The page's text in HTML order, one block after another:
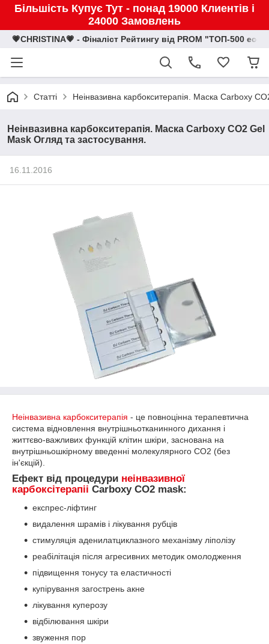
Більшість Купує Тут - понад 19000 Клиентів і
24000 Замовлень
💗CHRISTINA💗 - Фіналіст Рейтингу від PROM "ТОП-500
Статті Неінвазивна карбокситерапія. Маска Carboxy
Неінвазивна карбокситерапія. Маска Carboxy CO2 Gel
Mask Огляд та застосування.
16.11.2016
Неінвазивна карбокситерапія - це повноцінна терапевтична
система відновлення внутрішньотканинного дихання і
життєво-важливих функцій клітин шкіри, заснована на
внутрішньошкірному введенні молекулярного СО2 (без
ін'єкцій).
Ефект від процедури неінвазивної
карбоксітерапіі Carboxy CO2 mask:
експрес-ліфтинг
видалення шрамів і лікування рубців
стимуляція аденилатциклазного механізму ліполізу
реабілітація після агресивних методик омолодження
підвищення тонусу та еластичності
купірування загострень акне
лікування куперозу
відбілювання шкіри
звуження пор